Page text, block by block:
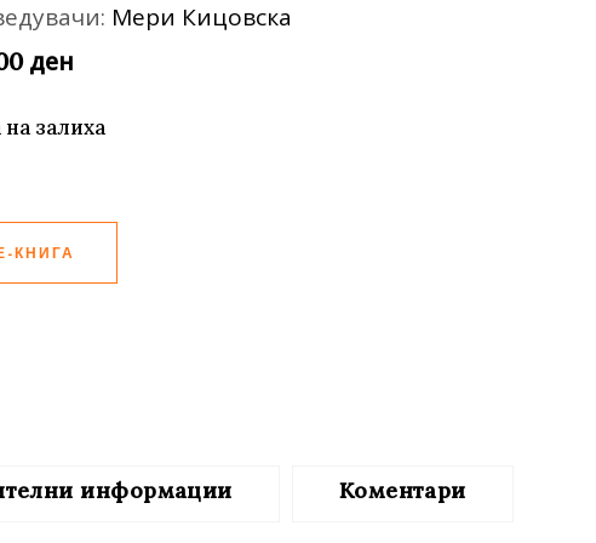
нефикцијаМери Кицовска
ден
залиха
КНИГА
информации Коментари